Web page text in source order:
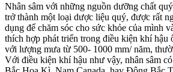
Nhân sâm với những nguồn dưỡng chất
trở thành một loại dược liệu quý, được rất
dụng để chăm sóc cho sức khỏe của mình
thích hợp phát triển trong điều kiện khí hậu
với lượng mưa từ 500- 1000 mm/ năm,
Với điều kiện khí hậu như vậy, nhân sâm